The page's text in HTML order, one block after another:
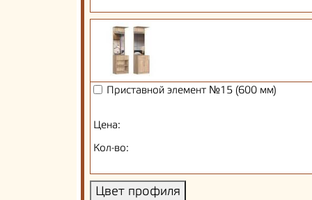
Приставной элемент №15 (600 мм)
Цена:
Кол-во:
Цвет профиля